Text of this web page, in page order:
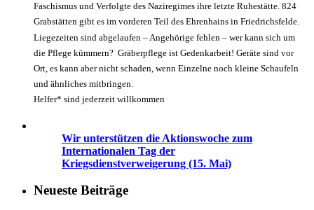
Faschismus und Verfolgte des Naziregimes ihre letzte Ruhestätte. 824
Grabstätten gibt es im vorderen Teil des Ehrenhains in Friedrichsfelde.
Liegezeiten sind abgelaufen – Angehörige fehlen – wer kann sich um
die Pflege kümmern? Gräberpflege ist Gedenkarbeit! Geräte sind vor
Ort, es kann aber nicht schaden, wenn Einzelne noch kleine Schaufeln
und ähnliches mitbringen.
Helfer* sind jederzeit willkommen
Wir unterstützen die Aktionswoche zum
Internationalen Tag der
Kriegsdienstverweigerung (15. Mai)
Neueste Beiträge